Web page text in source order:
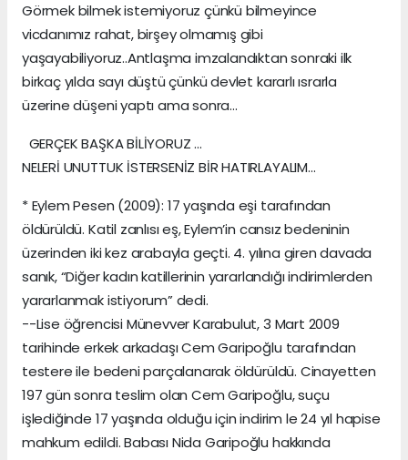
Görmek bilmek istemiyoruz çünkü bilmeyince
vicdanımız rahat, birşey olmamış gibi
yaşayabiliyoruz..Antlaşma imzalandıktan sonraki ilk
birkaç yılda sayı düştü çünkü devlet kararlı ısrarla
üzerine düşeni yaptı ama sonra...
GERÇEK BAŞKA BİLİYORUZ ...
NELERİ UNUTTUK İSTERSENİZ BİR HATIRLAYALIM...
* Eylem Pesen (2009): 17 yaşında eşi tarafından
öldürüldü. Katil zanlısı eş, Eylem’in cansız bedeninin
üzerinden iki kez arabayla geçti. 4. yılına giren davada
sanık, “Diğer kadın katillerinin yararlandığı indirimlerden
yararlanmak istiyorum” dedi.
--Lise öğrencisi Münevver Karabulut, 3 Mart 2009
tarihinde erkek arkadaşı Cem Garipoğlu tarafından
testere ile bedeni parçalanarak öldürüldü. Cinayetten
197 gün sonra teslim olan Cem Garipoğlu, suçu
işlediğinde 17 yaşında olduğu için indirim le 24 yıl hapise
mahkum edildi. Babası Nida Garipoğlu hakkında